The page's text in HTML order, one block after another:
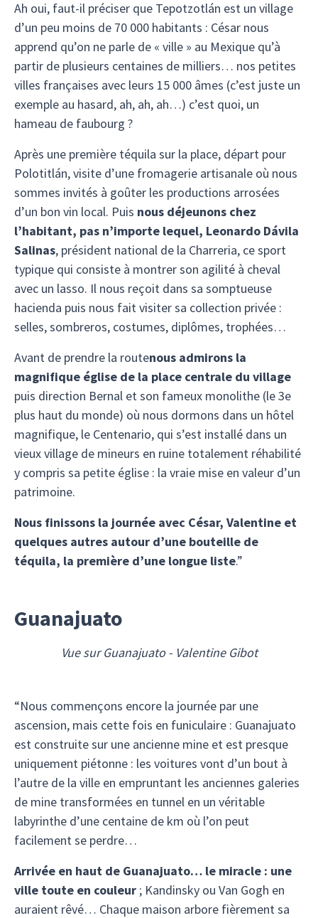
Ah oui, faut-il préciser que Tepotzotlán est un village
d’un peu moins de 70 000 habitants : César nous
apprend qu’on ne parle de « ville » au Mexique qu’à
partir de plusieurs centaines de milliers… nos petites
villes françaises avec leurs 15 000 âmes (c’est juste un
exemple au hasard, ah, ah, ah…) c’est quoi, un
hameau de faubourg ?
Après une première téquila sur la place, départ pour
Polotitlán, visite d’une fromagerie artisanale où nous
sommes invités à goûter les productions arrosées
d’un bon vin local. Puis nous déjeunons chez
l’habitant, pas n’importe lequel, Leonardo Dávila
Salinas, président national de la Charreria, ce sport
typique qui consiste à montrer son agilité à cheval
avec un lasso. Il nous reçoit dans sa somptueuse
hacienda puis nous fait visiter sa collection privée :
selles, sombreros, costumes, diplômes, trophées…
Avant de prendre la routenous admirons la
magnifique église de la place centrale du village
puis direction Bernal et son fameux monolithe (le 3e
plus haut du monde) où nous dormons dans un hôtel
magnifique, le Centenario, qui s’est installé dans un
vieux village de mineurs en ruine totalement réhabilité
y compris sa petite église : la vraie mise en valeur d’un
patrimoine.
Nous finissons la journée avec César, Valentine et
quelques autres autour d’une bouteille de
téquila, la première d’une longue liste.”
Guanajuato
Vue sur Guanajuato - Valentine Gibot
“Nous commençons encore la journée par une
ascension, mais cette fois en funiculaire : Guanajuato
est construite sur une ancienne mine et est presque
uniquement piétonne : les voitures vont d’un bout à
l’autre de la ville en empruntant les anciennes galeries
de mine transformées en tunnel en un véritable
labyrinthe d’une centaine de km où l’on peut
facilement se perdre…
Arrivée en haut de Guanajuato… le miracle : une
ville toute en couleur ; Kandinsky ou Van Gogh en
auraient rêvé… Chaque maison arbore fièrement sa